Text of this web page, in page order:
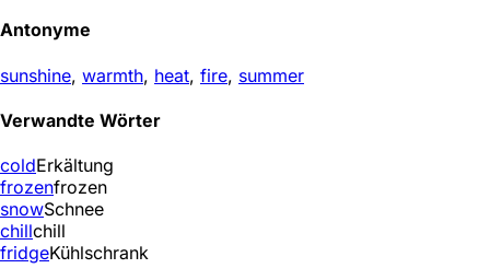
Antonyme
sunshine, warmth, heat, fire, summer
Verwandte Wörter
coldErkältung
frozenfrozen
snowSchnee
chillchill
fridgeKühlschrank